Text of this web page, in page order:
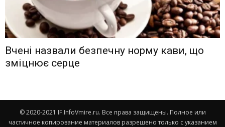
Вчені назвали безпечну норму кави, що
зміцнює серце
© 2020-2021 IF.InfoVmire.ru. Все права защищены. Полное или
частичное копирование материалов разрешено только с указанием